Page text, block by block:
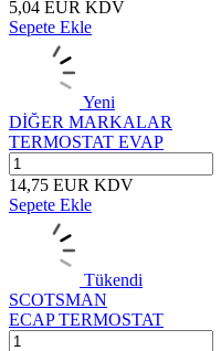
5,04 EUR KDV
Sepete Ekle
Yeni
DİĞER MARKALAR
TERMOSTAT EVAP
14,75 EUR KDV
Sepete Ekle
Tükendi
SCOTSMAN
ECAP TERMOSTAT